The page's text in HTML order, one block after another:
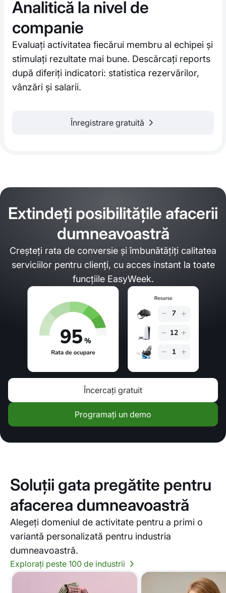
Analitică la nivel de
companie
Evaluați activitatea fiecărui membru al echipei și
stimulați rezultate mai bune. Descărcați reports
după diferiți indicatori: statistica rezervărilor,
vânzări și salarii.
Înregistrare gratuită
Extindeți posibilitățile afacerii
dumneavoastră
Creșteți rata de conversie și îmbunătățiți calitatea
serviciilor pentru clienți, cu acces instant la toate
funcțiile EasyWeek.
Încercați gratuit
Programați un demo
Soluții gata pregătite pentru
afacerea dumneavoastră
Alegeți domeniul de activitate pentru a primi o
variantă personalizată pentru industria
dumneavoastră.
Explorați peste 100 de industrii